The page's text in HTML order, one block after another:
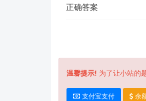
正确答案
温馨提示! 为了让小站的
支付宝支付 余